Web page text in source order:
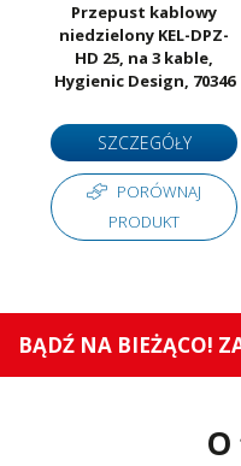
Przepust kablowy
niedzielony KEL-DPZ-
HD 25, na 3 kable,
Hygienic Design, 70346
SZCZEGÓŁY
PORÓWNAJ
PRODUKT
BĄDŹ NA BIEŻĄCO!